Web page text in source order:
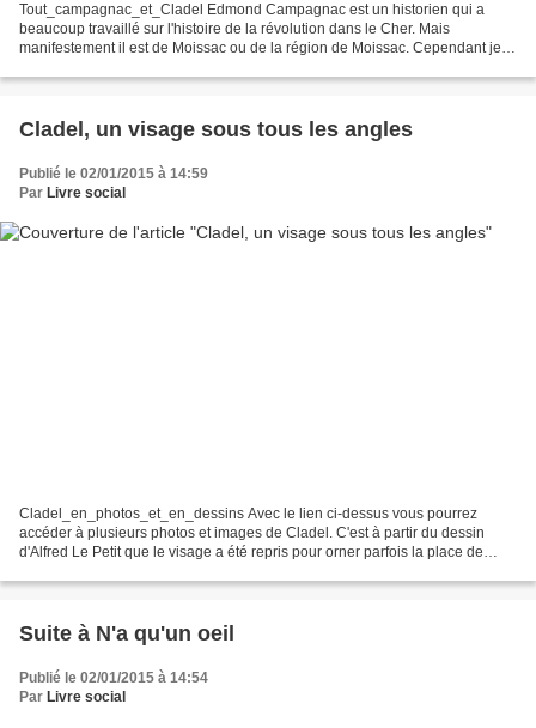
Tout_campagnac_et_Cladel Edmond Campagnac est un historien qui a
beaucoup travaillé sur l'histoire de la révolution dans le Cher. Mais
manifestement il est de Moissac ou de la région de Moissac. Cependant je
Cladel, un visage sous tous les angles
Publié le 02/01/2015 à 14:59
Par Livre social
Cladel_en_photos_et_en_dessins Avec le lien ci-dessus vous pourrez
accéder à plusieurs photos et images de Cladel. C'est à partir du dessin
d'Alfred Le Petit que le visage a été repris pour orner parfois la place de
Suite à N'a qu'un oeil
Publié le 02/01/2015 à 14:54
Par Livre social